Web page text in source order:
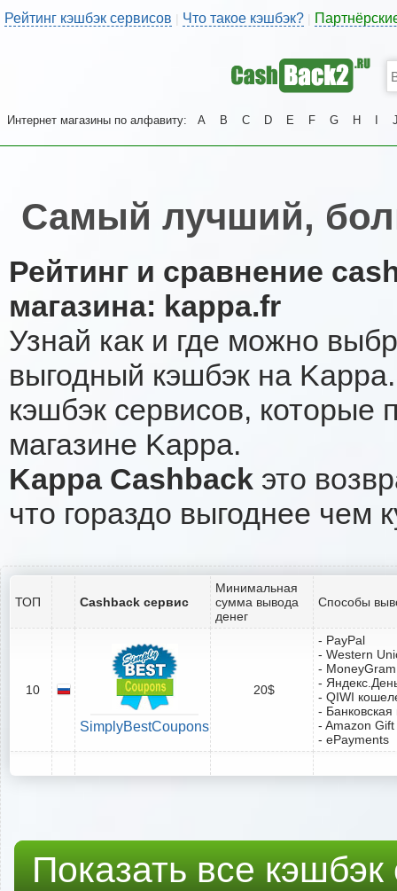
Рейтинг кэшбэк сервисов | Что такое кэшбэк?
Интернет магазины по алфавиту: A B C D E F G H
Самый лучший,
Рейтинг и сравнение
магазина: kappa.fr
Узнай как и где можно
выгодный кэшбэк на
кэшбэк сервисов, которые
магазине Kappa.
Kappa Cashback это
что гораздо выгоднее чем
ТОП Cashback сервис
Минимальная
сумма вывода
денег
Способы
10
SimplyBestCoupons
20$
- PayPal
- Western
- MoneyGram
-
- QIWI
-
- Amazon
- ePayments
Показать все